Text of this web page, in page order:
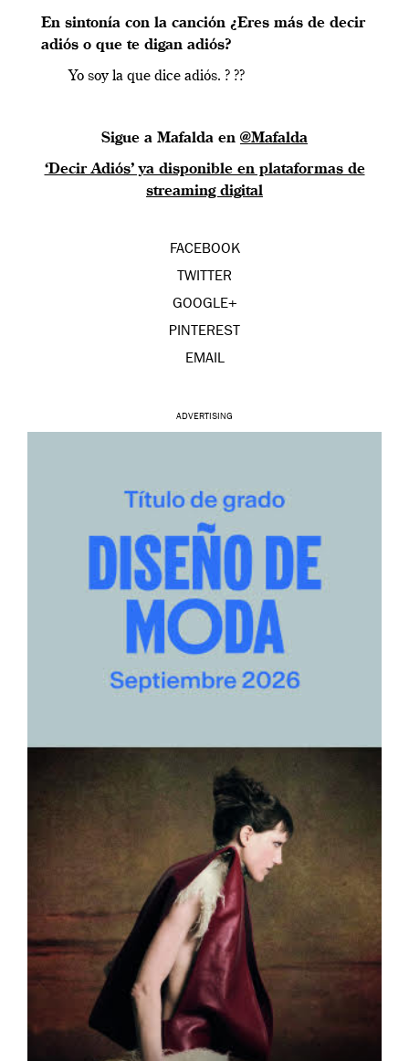
En sintonía con la canción ¿Eres más de decir
adiós o que te digan adiós?
Yo soy la que dice adiós. ? ??
Sigue a Mafalda en @Mafalda
‘Decir Adiós’ ya disponible en plataformas de
streaming digital
FACEBOOK
TWITTER
GOOGLE+
PINTEREST
EMAIL
ADVERTISING